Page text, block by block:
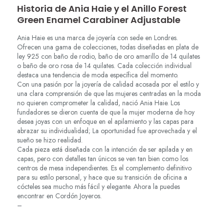
Historia de Ania Haie y el Anillo Forest
Green Enamel Carabiner Adjustable
Ania Haie es una marca de joyería con sede en Londres.
Ofrecen una gama de colecciones, todas diseñadas en plata de
ley 925 con baño de rodio, baño de oro amarillo de 14 quilates
o baño de oro rosa de 14 quilates. Cada colección individual
destaca una tendencia de moda específica del momento.
Con una pasión por la joyería de calidad acosada por el estilo y
una clara comprensión de que las mujeres centradas en la moda
no quieren comprometer la calidad, nació Ania Haie. Los
fundadores se dieron cuenta de que la mujer moderna de hoy
desea joyas con un enfoque en el apilamiento y las capas para
abrazar su individualidad; La oportunidad fue aprovechada y el
sueño se hizo realidad.
Cada pieza está diseñada con la intención de ser apilada y en
capas, pero con detalles tan únicos se ven tan bien como los
centros de mesa independientes. Es el complemento definitivo
para su estilo personal, y hace que su transición de oficina a
cócteles sea mucho más fácil y elegante. Ahora la puedes
encontrar en Cordón Joyeros.
–